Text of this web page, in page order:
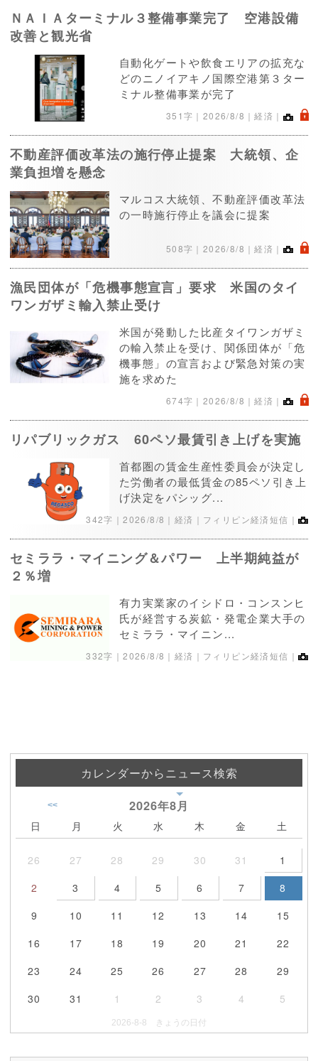
ＮＡＩＡターミナル３整備事業完了 空港設備
改善と観光省
自動化ゲートや飲食エリアの拡充な
どのニノイアキノ国際空港第３ター
ミナル整備事業が完了
351字｜ 2026/8/8 ｜経済｜ .
不動産評価改革法の施行停止提案 大統領、企
業負担増を懸念
マルコス大統領、不動産評価改革法
の一時施行停止を議会に提案
508字｜ 2026/8/8 ｜経済｜ .
漁民団体が「危機事態宣言」要求 米国のタイ
ワンガザミ輸入禁止受け
米国が発動した比産タイワンガザミ
の輸入禁止を受け、関係団体が「危
機事態」の宣言および緊急対策の実
施を求めた
674字｜ 2026/8/8 ｜経済｜ .
リパブリックガス 60ペソ最賃引き上げを実施
首都圏の賃金生産性委員会が決定し
た労働者の最低賃金の85ペソ引き上
げ決定をパシッグ...
342字｜2026/8/8 ｜経済｜フィリピン経済短信｜
セミララ・マイニング＆パワー 上半期純益が
２％増
有力実業家のイシドロ・コンスンヒ
氏が経営する炭鉱・発電企業大手の
セミララ・マイニン...
332字｜2026/8/8 ｜経済｜フィリピン経済短信｜
カレンダーからニュース検索
2026年8月
<<
日 月 火 水 木 金 土
26 27 28 29 30 31
1
2
3 4 5 6 7
8
9
10 11 12 13 14
15
16
17 18 19 20 21
22
23
24 25 26 27 28
29
30
31 1 2 3 4 5
2026-8-8 きょうの日付